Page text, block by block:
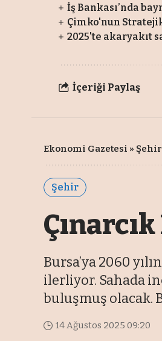
İş Bankası’nda
Çimko'nun
2025'te akaryakıt
İçeriği Paylaş
Ekonomi Gazetesi » Şehir
Şehir
Bursa’ya 2060
ilerliyor. Sahada
buluşmuş olacak.
14 Ağustos 2025 09:20